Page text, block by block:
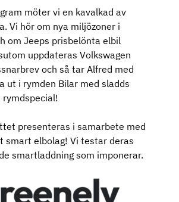
möter vi en kavalkad av
Vi hör om nya miljözoner i
om Jeeps prisbelönta elbil
uppdateras Volkswagen
och så tar Alfred med
ut i rymden Bilar med sladds
presenteras i samarbete med
smart elbolag! Vi testar deras
smartladdning som imponerar.